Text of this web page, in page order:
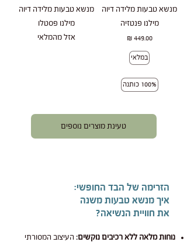
מנשא טבעות מלידה דיוה
מילנו פנטזיה
מחיר‏449.00 ‏₪
במלאי
100% כותנה
מנשא טבעות מלידה דיוה
מילנו פסטלו
אזל מהמלאי
טעינת מוצרים נוספים
הזרימה של הבד החופשי:
איך מנשא טבעות משנה
את חוויית הנשיאה?
נוחות מלאה ללא רכיבים נוקשים: העיצוב המסורתי